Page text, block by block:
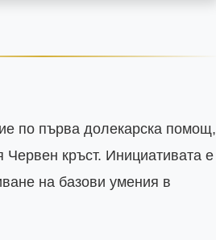
по първа долекарска помощ,
кръст. Инициативата е
на базови умения в